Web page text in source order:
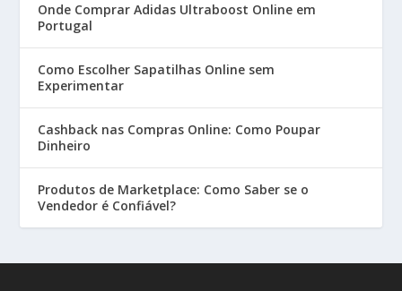
Onde Comprar Adidas Ultraboost Online em
Portugal
Como Escolher Sapatilhas Online sem
Experimentar
Cashback nas Compras Online: Como Poupar
Dinheiro
Produtos de Marketplace: Como Saber se o
Vendedor é Confiável?